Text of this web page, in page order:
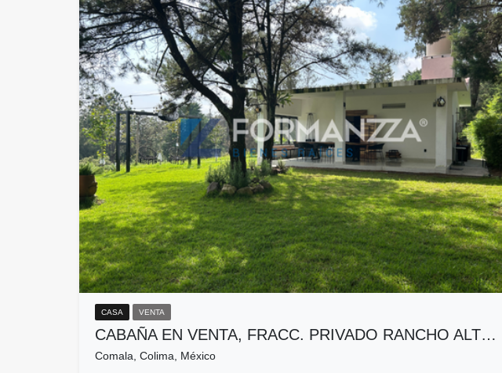
CASA VENTA
CABAÑA EN VENTA, FRACC. PRIVADO RANCHO ALT…
Comala, Colima, México